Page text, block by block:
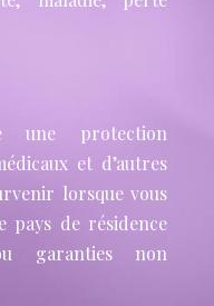
une protection
et d’autres
lorsque vous
pays de résidence
garanties non